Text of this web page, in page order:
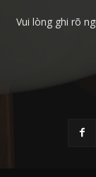
Vui lòng ghi rõ